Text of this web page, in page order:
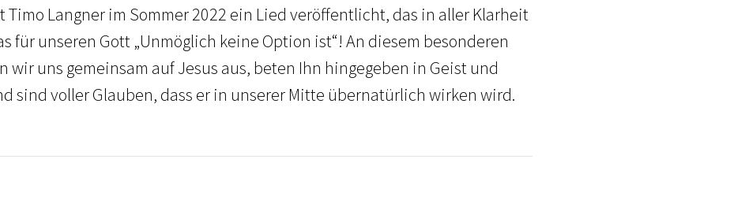
Timo Langner im Sommer 2022 ein Lied veröffentlicht, das in aller Klarheit
für unseren Gott „Unmöglich keine Option ist“! An diesem besonderen
wir uns gemeinsam auf Jesus aus, beten Ihn hingegeben in Geist und
sind voller Glauben, dass er in unserer Mitte übernatürlich wirken wird.